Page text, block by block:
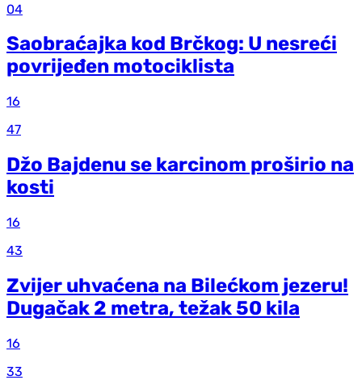
04
Saobraćajka kod Brčkog: U nesreći
povrijeđen motociklista
16
47
Džo Bajdenu se karcinom proširio na
kosti
16
43
Zvijer uhvaćena na Bilećkom jezeru!
Dugačak 2 metra, težak 50 kila
16
33